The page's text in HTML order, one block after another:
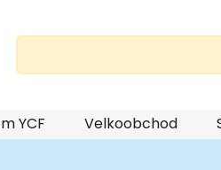
YCF Velkoobchod